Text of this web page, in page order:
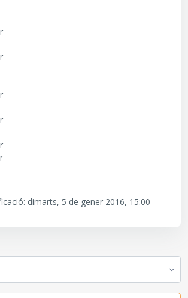
dimarts, 5 de gener 2016, 15:00